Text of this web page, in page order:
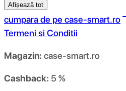
Afișează tot
cumpara de pe case-smart.ro
Termeni si Conditii
Magazin: case-smart.ro
Cashback: 5 %